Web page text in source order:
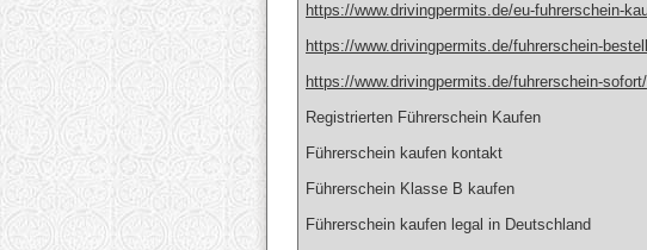
https://www.drivingpermits.de/eu-fuhrerschein-
https://www.drivingpermits.de/fuhrerschein-
https://www.drivingpermits.de/fuhrerschein-sofort/
Registrierten Führerschein Kaufen
Führerschein kaufen kontakt
Führerschein Klasse B kaufen
Führerschein kaufen legal in Deutschland